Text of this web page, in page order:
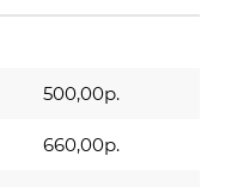
500,00р.
660,00р.